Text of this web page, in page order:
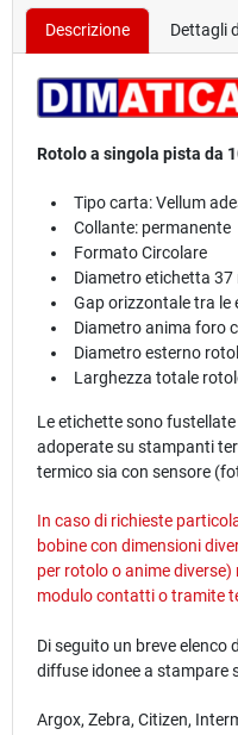
Descrizione Dettagli
Rotolo a singola pista da
Tipo carta: Vellum
Collante: permanente
Formato Circolare
Diametro etichetta 37
Gap orizzontale tra le
Diametro anima foro
Diametro esterno
Larghezza totale
Le etichette sono
adoperate su stampanti
termico sia con sensore
In caso di richieste
bobine con dimensioni
per rotolo o anime
modulocontattio tramite
Di seguito un breve elenco
diffuse idonee a stampare
Argox, Zebra, Citizen,